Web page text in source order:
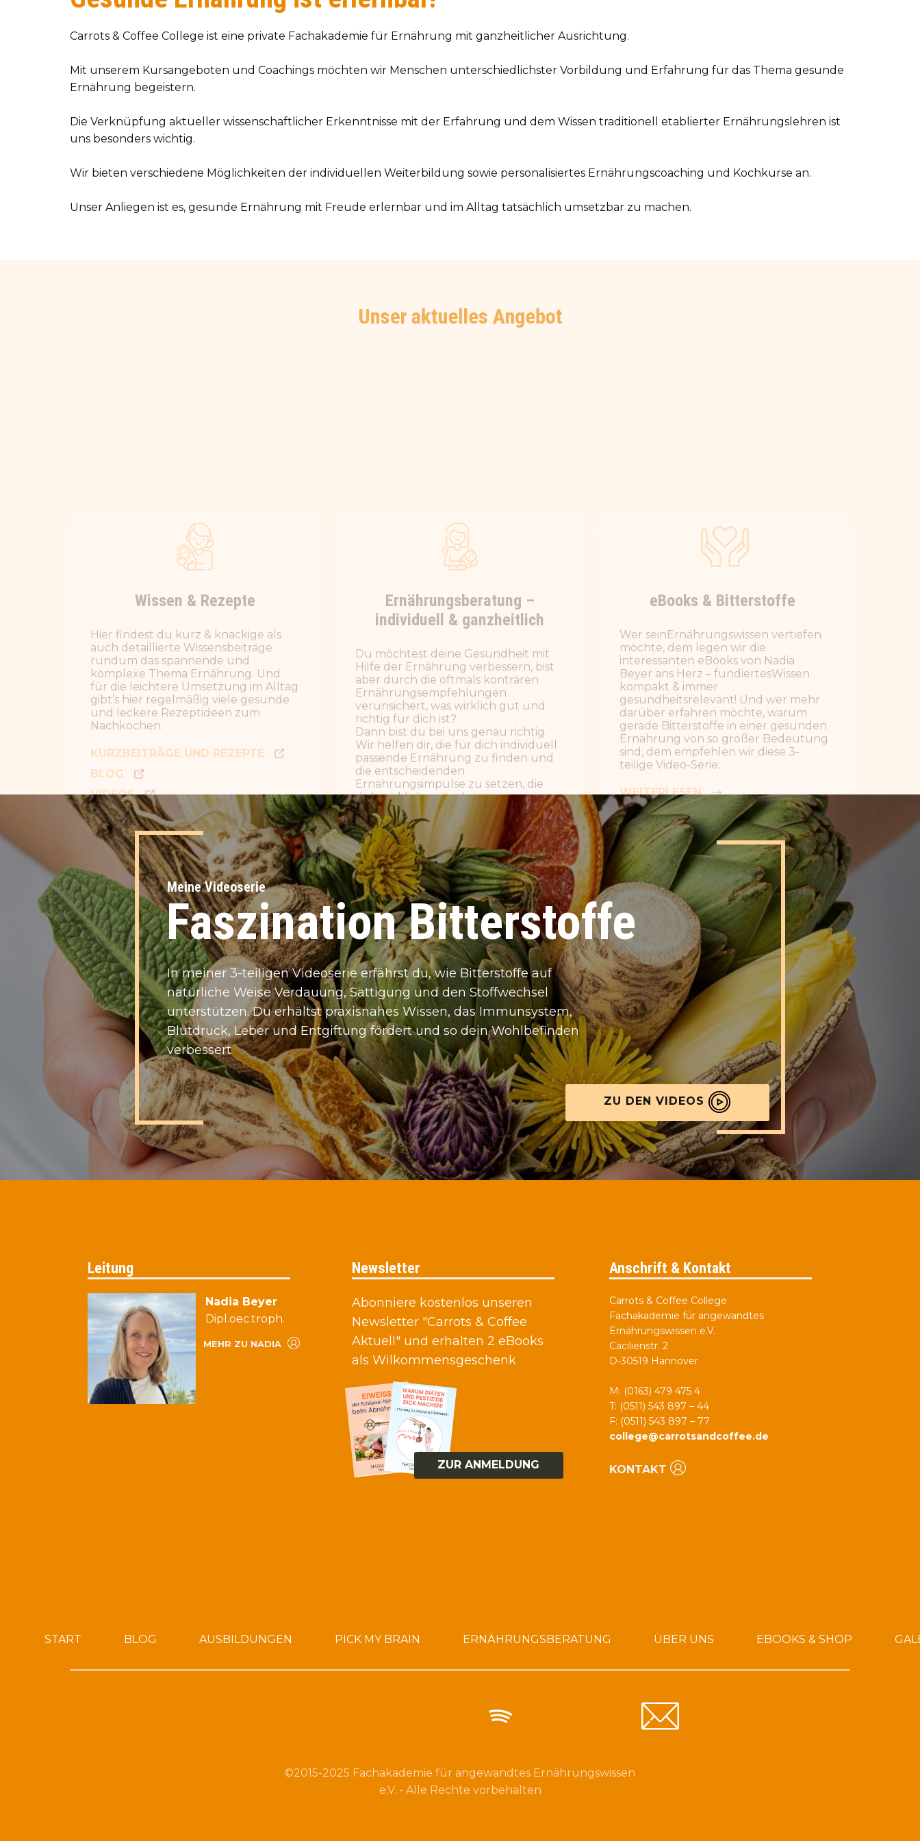
Carrots & Coffee College ist eine private Fachakademie für Ernährung mit ganzheitlicher Ausrichtung.
Mit unserem Kursangeboten und Coachings möchten wir Menschen unterschiedlichster Vorbildung und Erfahrung für das Thema gesunde
Ernährung begeistern.
Die Verknüpfung aktueller wissenschaftlicher Erkenntnisse mit der Erfahrung und dem Wissen traditionell etablierter Ernährungslehren ist
uns besonders wichtig.
Wir bieten verschiedene Möglichkeiten der individuellen Weiterbildung sowie personalisiertes Ernährungscoaching und Kochkurse an.
Unser Anliegen ist es, gesunde Ernährung mit Freude erlernbar und im Alltag tatsächlich umsetzbar zu machen.
Unser aktuelles Angebot
komplexe Thema Ernährung. Und
für die leichtere Umsetzung im Alltag
gibt’s hier regelmäßig viele gesunde
und leckere Rezeptideen zum
KURZBEITRÄGE UND REZEPTE
VIDEOS
PODCAST
aber durch die oftmals konträren
Ernährungsempfehlungen
verunsichert, was wirklich gut und
richtig für dich ist?
Wir helfen dir, die für dich individuell
passende Ernährung zu finden und
die entscheidenden
dich wirklich weiterbringen.
WEITERLESEN
Beyer ans Herz – fundiertesWissen
kompakt & immer
gesundheitsrelevant! Und wer mehr
darüber erfahren möchte, warum
sind, dem empfehlen wir diese 3-
WEITERLESEN
VIDEO-SERIE ÜBER BITTERSTOFFE
ZU DEN VIDEOS
Meine Videoserie
Faszination Bitterstoffe
I​n meiner 3-teiligen Videoserie erfährst du, wie Bitterstoffe auf
natürliche Weise Verdauung, Sättigung und den Stoffwechsel
unterstützen. Du erhältst praxisnahes Wissen, das Immunsystem,
Blutdruck, Leber und Entgiftung fördert und so dein Wohlbefinden
verbessert
Leitung
Nadia Beyer
Dipl.oec.troph.
MEHR ZU NADIA
Newsletter
Abonniere kostenlos unseren
Newsletter "Carrots & Coffee
Aktuell" und erhalten 2 eBooks
als Wilkommensgeschenk
ZUR ANMELDUNG
Anschrift & Kontakt
Carrots & Coffee College
Fachakademie für angewandtes
Ernährungswissen e.V.
Cäcilienstr. 2
D-30519 Hannover
M: (0163) 479 475 4
T: (0511) 543 897 – 44
F: (0511) 543 897 – 77
college@carrotsandcoffee.de
KONTAKT
START BLOG AUSBILDUNGEN PICK MY BRAIN ERNÄHRUNGSBERATUNG ÜBER UNS EBOOKS & SHOP
©2015-2025 Fachakademie für angewandtes Ernährungswissen
e.V. - Alle Rechte vorbehalten